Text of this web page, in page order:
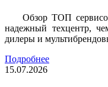
Обзор ТОП
надежный техцентр,
дилеры и
Подробнее
15.07.2026